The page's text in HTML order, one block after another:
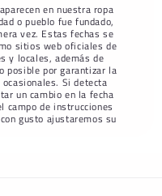
en nuestra ropa
o pueblo fue fundado,
vez. Estas fechas se
sitios web oficiales de
y locales, además de
posible por garantizar la
Si detecta
un cambio en la fecha
campo de instrucciones
gusto ajustaremos su